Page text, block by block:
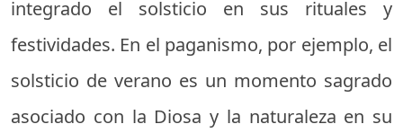
integrado el solsticio en sus rituales y
festividades. En el paganismo, por ejemplo, el
solsticio de verano es un momento sagrado
asociado con la Diosa y la naturaleza en su